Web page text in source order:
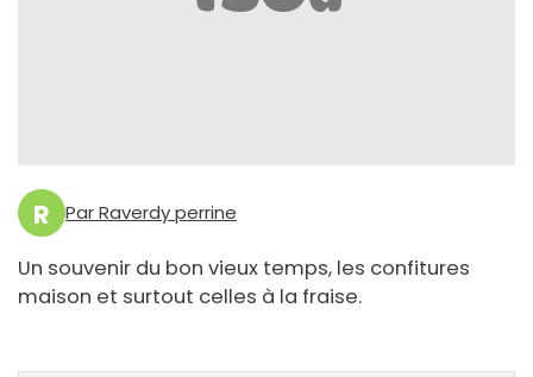
R Par Raverdy perrine
Un souvenir du bon vieux temps, les confitures
maison et surtout celles à la fraise.